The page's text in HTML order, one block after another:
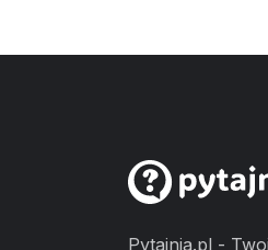
Pytajnia.pl -